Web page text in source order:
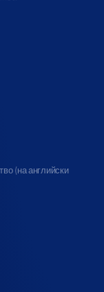
(на английски